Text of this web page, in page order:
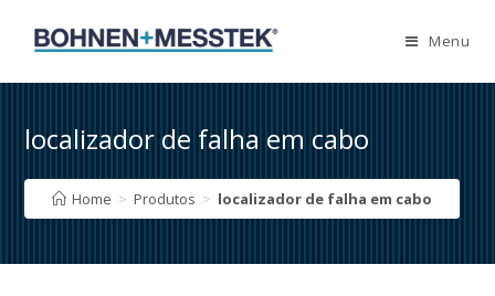
Menu
localizador de falha em cabo
Home > Produtos > localizador de falha em cabo